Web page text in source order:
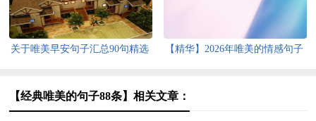
关于唯美早安句子汇总90句精选
【精华】2026年唯美的情感句子
【经典唯美的句子88条】相关文章：